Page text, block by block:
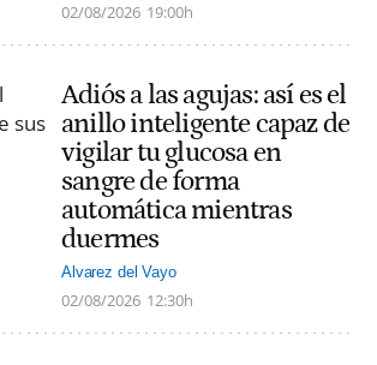
02/08/2026 19:00h
Adiós a las agujas: así es el
anillo inteligente capaz de
vigilar tu glucosa en
sangre de forma
automática mientras
duermes
Alvarez del Vayo
02/08/2026 12:30h